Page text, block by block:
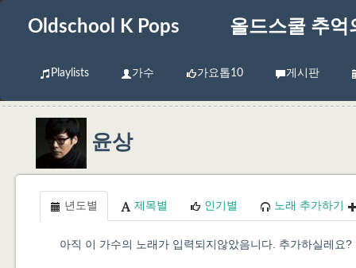
Oldschool K Pops 올드스쿨 추억
Playlists 가수 가요톱10 게시판
윤상
년도별 제목별 인기별 노래 추가하기
아직 이 가수의 노래가 입력되지않았음니다. 추가하실레요?